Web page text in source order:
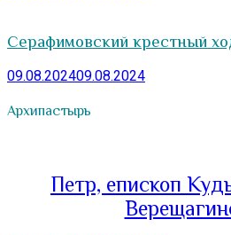
Серафимовский крестный
09.08.202409.08.2024
Архипастырь
Петр, епископ